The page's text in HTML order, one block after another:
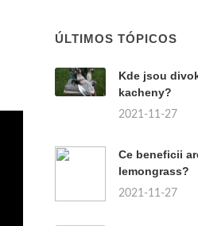
ÚLTIMOS TÓPICOS
Kde jsou
kacheny?
2021-11-27
Ce beneficii
lemongrass?
2021-11-27